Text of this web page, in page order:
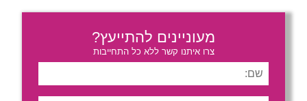
מעוניינים להתייעץ?
צרו איתנו קשר ללא כל התחייבות